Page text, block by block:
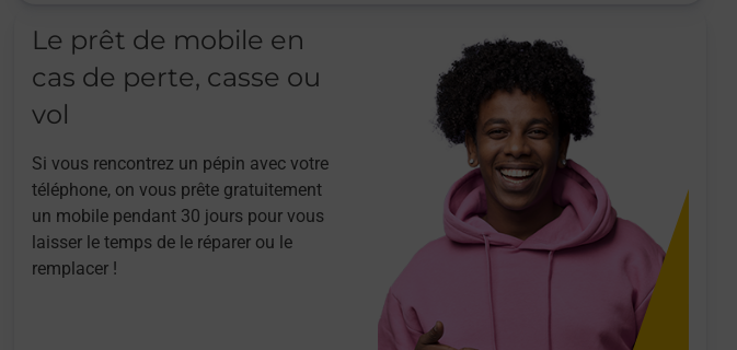
Le prêt de mobile en
cas de perte, casse ou
vol
Si vous rencontrez un pépin avec votre
téléphone, on vous prête gratuitement
un mobile pendant 30 jours pour vous
laisser le temps de le réparer ou le
remplacer !